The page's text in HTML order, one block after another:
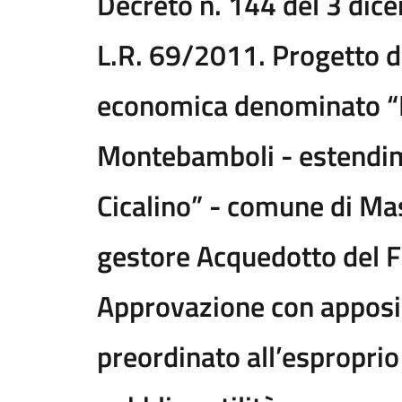
L.R. 69/2011. Progetto
economica denominato
Montebamboli -
Cicalino” - comune di
gestore Acquedotto del
Approvazione con
preordinato